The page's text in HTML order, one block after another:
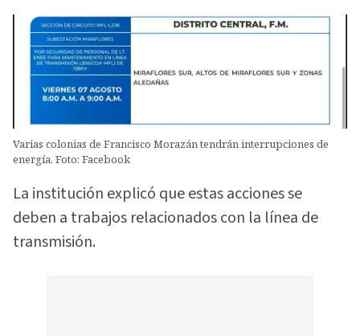
Varias colonias de Francisco Morazán tendrán interrupciones de
energía. Foto: Facebook
La institución explicó que estas acciones se
deben a trabajos relacionados con la línea de
transmisión.